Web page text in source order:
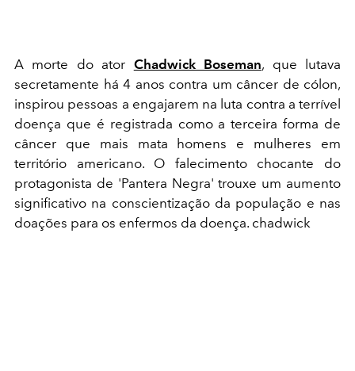
A morte do ator Chadwick Boseman, que lutava
secretamente há 4 anos contra um câncer de cólon,
inspirou pessoas a engajarem na luta contra a terrível
doença que é registrada como a terceira forma de
câncer que mais mata homens e mulheres em
território americano. O falecimento chocante do
protagonista de 'Pantera Negra' trouxe um aumento
significativo na conscientização da população e nas
doações para os enfermos da doença. chadwick